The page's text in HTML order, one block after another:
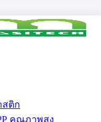
สติก
คุณภาพสูง